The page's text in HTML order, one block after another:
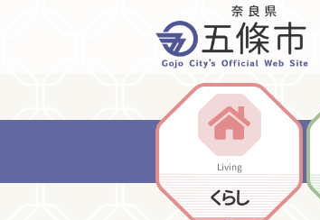
Living
くらし